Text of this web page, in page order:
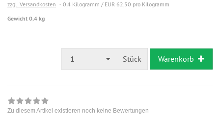
zzgl. Versandkosten
0,4 Kilogramm / EUR 62,50 pro Kilogramm
Gewicht 0,4 kg
1 Stück Warenkorb
Zu diesem Artikel existieren noch keine Bewertungen